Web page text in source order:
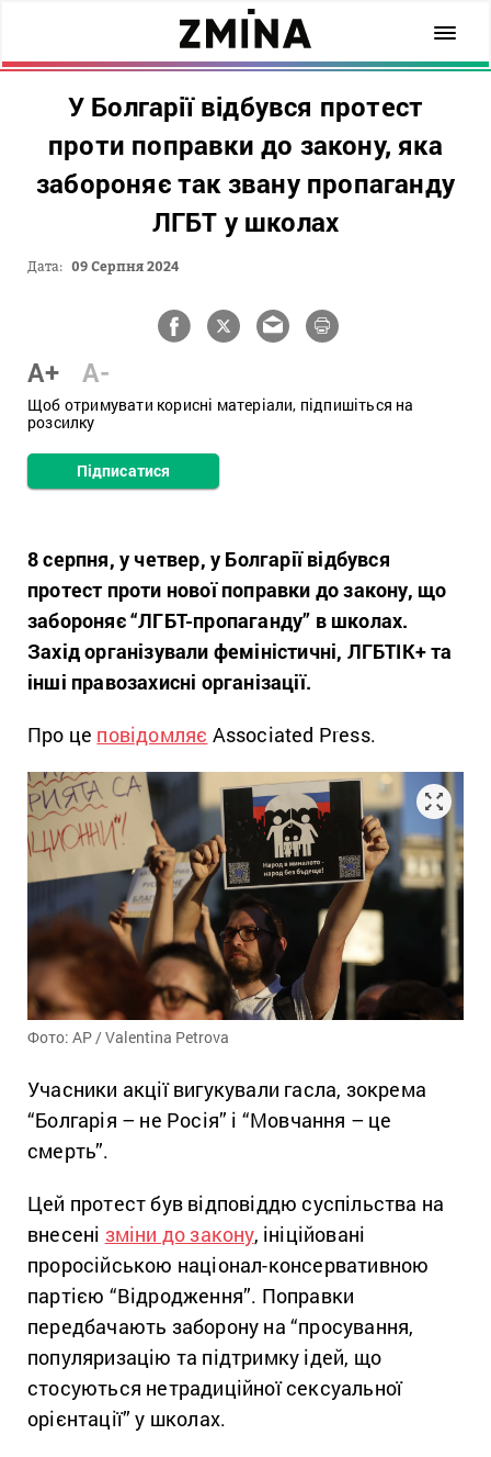
У Болгарії відбувся протест
проти поправки до закону, яка
забороняє так звану пропаганду
ЛГБТ у школах
Дата: 09 Серпня 2024
A+ A-
Щоб отримувати корисні матеріали, підпишіться на
розсилку
Підписатися
8 серпня, у четвер, у Болгарії відбувся
протест проти нової поправки до закону, що
забороняє “ЛГБТ-пропаганду” в школах.
Захід організували феміністичні, ЛГБТІК+ та
інші правозахисні організації.
Про це повідомляє Associated Press.
Фото: AP / Valentina Petrova
Учасники акції вигукували гасла, зокрема
“Болгарія – не Росія” і “Мовчання – це
смерть”.
Цей протест був відповіддю суспільства на
внесені зміни до закону, ініційовані
проросійською націонал-консервативною
партією “Відродження”. Поправки
передбачають заборону на “просування,
популяризацію та підтримку ідей, що
стосуються нетрадиційної сексуальної
орієнтації” у школах.